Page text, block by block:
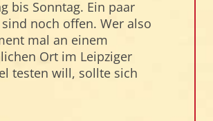
bis Sonntag. Ein paar
noch offen. Wer also
mal an einem
Ort im Leipziger
testen will, sollte sich